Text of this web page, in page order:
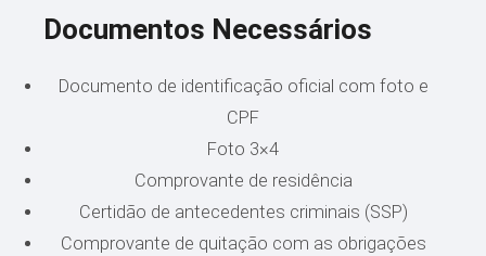
Documentos Necessários
Documento de identificação oficial com foto e
CPF
Foto 3×4
Comprovante de residência
Certidão de antecedentes criminais (SSP)
Comprovante de quitação com as obrigações